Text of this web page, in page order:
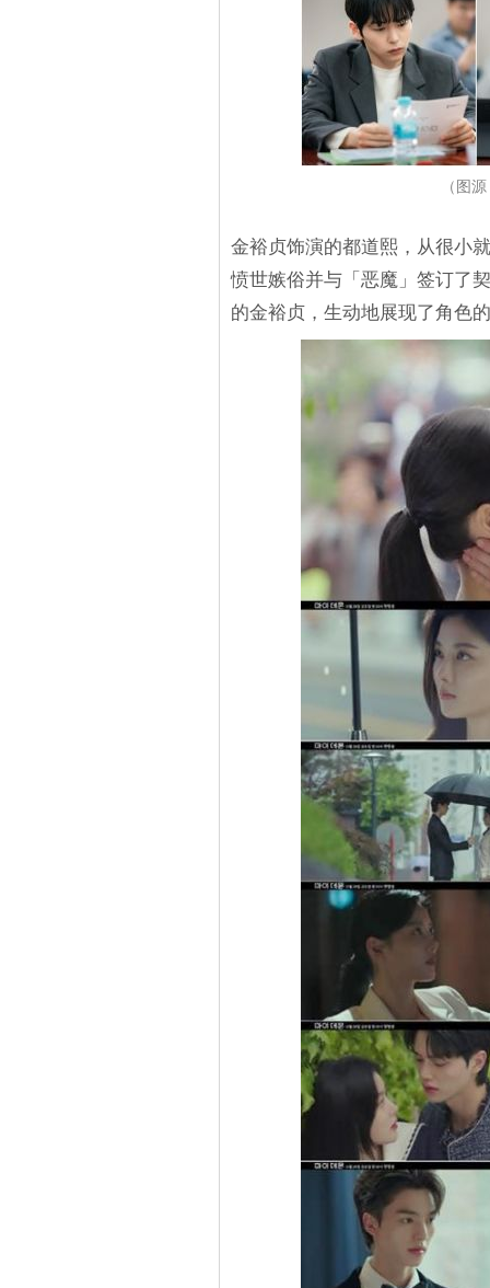
（图
金裕贞饰演的都道熙，从很小
愤世嫉俗并与「恶魔」签订了
的金裕贞，生动地展现了角色